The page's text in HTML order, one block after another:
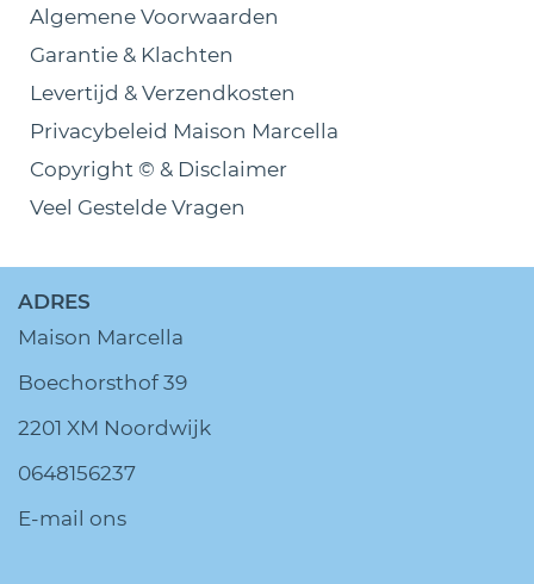
Algemene Voorwaarden
Garantie & Klachten
Levertijd & Verzendkosten
Privacybeleid Maison Marcella
Copyright © & Disclaimer
Veel Gestelde Vragen
ADRES
Maison Marcella
Boechorsthof 39
2201 XM Noordwijk
0648156237
E-mail ons